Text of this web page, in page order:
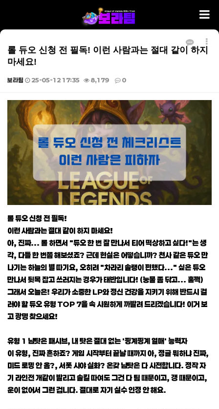
롤 듀오 신청 전 필독! 이런 사람과는 절대 같이 하지
마세요!
보라팀 25-05-12 17:35 8,179 0
본문
롤 듀오 신청 전 필독!
이런 사람과는 절대 같이 하지 마세요!
아, 진짜... 롤 하면서 "듀오 한 번 잘 만나서 티어 떡상하고 싶다!"는 생
각, 다들 한 번쯤 해보셨죠? 근데 현실은 어떻습니까? 천사 같은 듀오 만
나기는 하늘의 별 따기요, 오히려 "차라리 솔랭이 편했다..." 싶은 듀오
만나서 뒷목 잡고 쓰러지는 경우가 태반입니다! (눙물 좀 닦고... 훌쩍)
그래서 오늘은! 우리가 소중한 LP와 정신 건강을 지키기 위해 반드시 걸
러야 할 듀오 유형 TOP 7을 속 시원하게 까발려 드리겠습니다! 이거 보
고 광명 찾으세요!
유형 1 남탓은 패시브, 내 탓은 절대 없는 '핑계핑계 열매' 능력자
이 유형, 진짜 흔하죠? 게임 시작부터 끝날 때까지 아, 정글 뭐하냐 진짜,
미드 로밍 안 옴?, 서폿 시야 실화? 온갖 남탓은 다 시전합니다. 정작 자
기 라인전 개같이 발리고 솔킬 따여도 그건 다 팀 때문이고, 갱 때문이고,
운이 없어서 그런 겁니다. 절대로 자기 실수 인정 안 해요.